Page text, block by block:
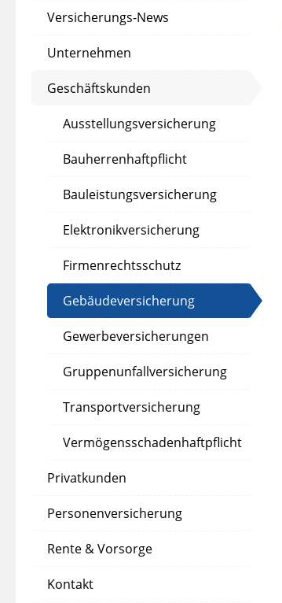
Versicherungs-News
Unternehmen
Geschäftskunden
Ausstellungsversicherung
Bauherrenhaftpflicht
Bauleistungsversicherung
Elektronikversicherung
Firmenrechtsschutz
Gebäudeversicherung
Gewerbeversicherungen
Gruppenunfallversicherung
Transportversicherung
Vermögensschadenhaftpflicht
Privatkunden
Personenversicherung
Rente & Vorsorge
Kontakt